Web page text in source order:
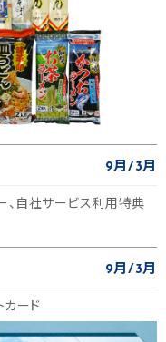
9月 3月
自社サービス利用特典
9月 3月
ード